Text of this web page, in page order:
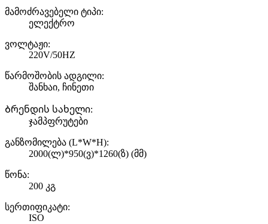
მამოძრავებელი ტიპი:
ელექტრო
ვოლტაჟი:
220V/50HZ
წარმოშობის ადგილი:
შანხაი, ჩინეთი
Ბრენდის სახელი:
ჯამპფრუტები
განზომილება (L*W*H):
2000(ლ)*950(ვ)*1260(ზ) (მმ)
წონა:
200 კგ
სერთიფიკატი:
ISO